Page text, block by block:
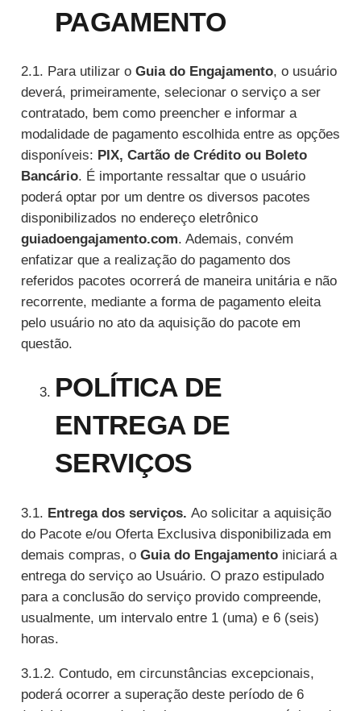
PAGAMENTO
2.1. Para utilizar o Guia do Engajamento, o usuário
deverá, primeiramente, selecionar o serviço a ser
contratado, bem como preencher e informar a
modalidade de pagamento escolhida entre as opções
disponíveis: PIX, Cartão de Crédito ou Boleto
Bancário. É importante ressaltar que o usuário
poderá optar por um dentre os diversos pacotes
disponibilizados no endereço eletrônico
guiadoengajamento.com. Ademais, convém
enfatizar que a realização do pagamento dos
referidos pacotes ocorrerá de maneira unitária e não
recorrente, mediante a forma de pagamento eleita
pelo usuário no ato da aquisição do pacote em
questão.
POLÍTICA DE
ENTREGA DE
SERVIÇOS
3.1. Entrega dos serviços. Ao solicitar a aquisição
do Pacote e/ou Oferta Exclusiva disponibilizada em
demais compras, o Guia do Engajamentoiniciará a
entrega do serviço ao Usuário. O prazo estipulado
para a conclusão do serviço provido compreende,
usualmente, um intervalo entre 1 (uma) e 6 (seis)
horas.
3.1.2. Contudo, em circunstâncias excepcionais,
poderá ocorrer a superação deste período de 6